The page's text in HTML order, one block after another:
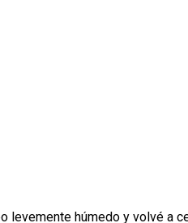
levemente húmedo y volvé a